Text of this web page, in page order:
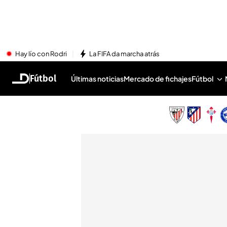
Hay lío con Rodri La FIFA da marcha atrás
Fútbol Últimas noticiasMercado de fichajesFútbol